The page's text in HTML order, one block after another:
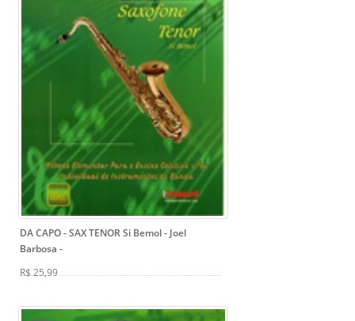
DA CAPO - SAX TENOR Si Bemol - Joel
Barbosa -
R$ 25,99